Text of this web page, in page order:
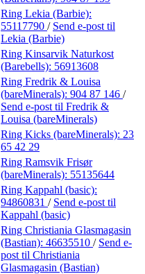
Ring Lekia (Barbie):
55117790 / Send e-post til
Lekia (Barbie)
Ring Kinsarvik Naturkost
(Barebells): 56913608
Ring Fredrik & Louisa
(bareMinerals): 904 87 146 /
Send e-post til Fredrik &
Louisa (bareMinerals)
Ring Kicks (bareMinerals): 23
65 42 29
Ring Ramsvik Frisør
(bareMinerals): 55135644
Ring Kappahl (basic):
94860831 / Send e-post til
Kappahl (basic)
Ring Christiania Glasmagasin
(Bastian): 46635510 / Send e-
post til Christiania
Glasmagasin (Bastian)